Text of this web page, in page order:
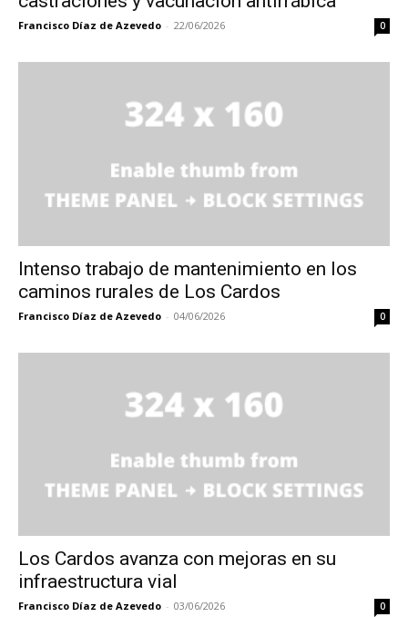
Francisco Díaz de Azevedo - 22/06/2026 0
Intenso trabajo de mantenimiento en los
caminos rurales de Los Cardos
Francisco Díaz de Azevedo - 04/06/2026 0
Los Cardos avanza con mejoras en su
infraestructura vial
Francisco Díaz de Azevedo - 03/06/2026 0